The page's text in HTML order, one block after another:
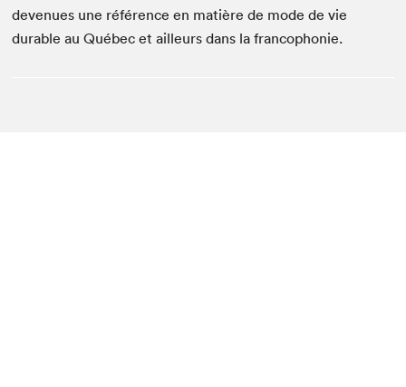
devenues une référence en matière de mode de vie
durable au Québec et ailleurs dans la francophonie.